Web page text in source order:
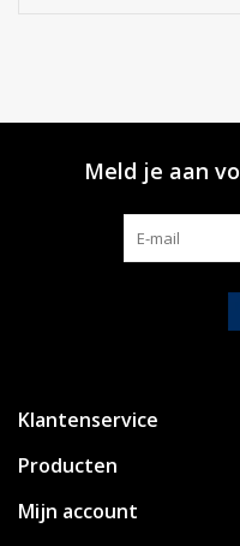
Meld je aan
Klantenservice
Producten
Mijn account